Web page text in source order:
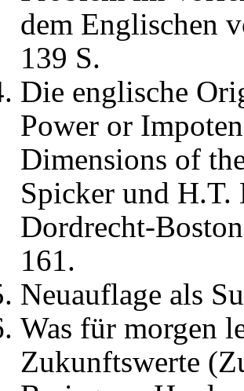
dem Englischen
139 S.
Die englische
Power or
Dimensions of
Spicker und H.T.
Dordrecht-
161.
Neuauflage als
Was für morgen
Zukunftswerte